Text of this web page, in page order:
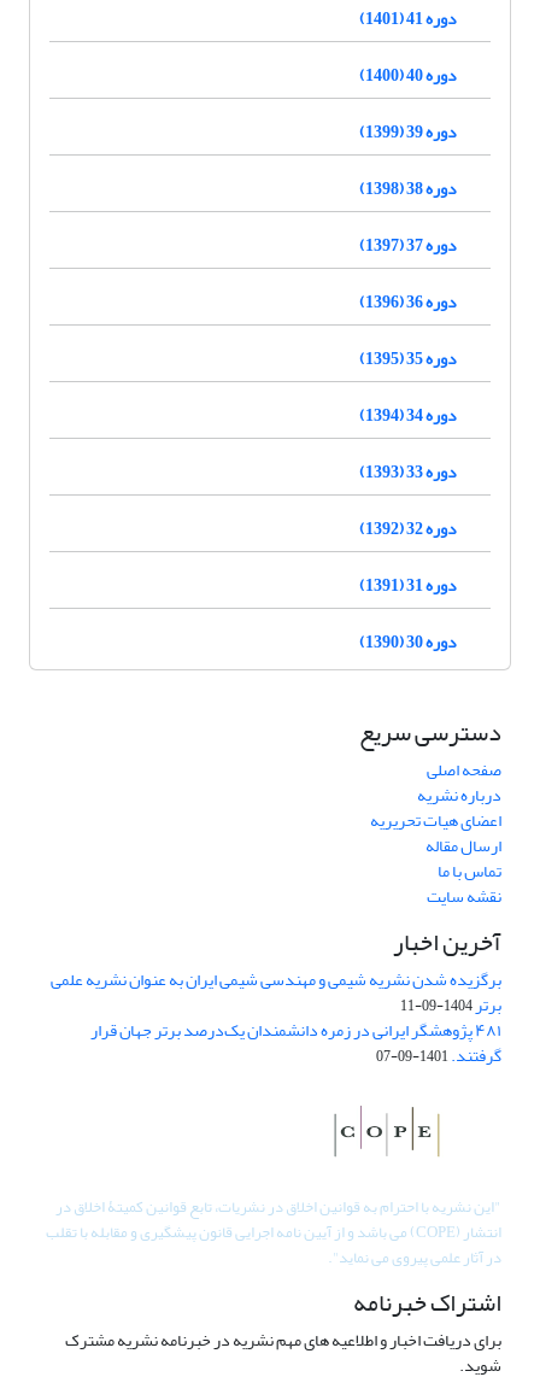
دوره 41 (1401)
دوره 40 (1400)
دوره 39 (1399)
دوره 38 (1398)
دوره 37 (1397)
دوره 36 (1396)
دوره 35 (1395)
دوره 34 (1394)
دوره 33 (1393)
دوره 32 (1392)
دوره 31 (1391)
دوره 30 (1390)
دسترسی سریع
صفحه اصلی
درباره نشریه
اعضای هیات تحریریه
ارسال مقاله
تماس با ما
نقشه سایت
آخرین اخبار
برگزیده شدن نشریه شیمی و مهندسی شیمی ایران به عنوان نشریه علمی
برتر1404-09-11
۴۸۱ پژوهشگر ایرانی در زمره دانشمندان یک‌درصد برتر جهان قرار
گرفتند.1401-09-07
"این نشریه با احترام به قوانین اخلاق در نشریات، تابع قوانین کمیتۀ اخلاق در
انتشار (COPE) می باشد و از آیین نامه اجرایی قانون پیشگیری و مقابله با تقلب
در آثار علمی پیروی می نماید".
اشتراک خبرنامه
برای دریافت اخبار و اطلاعیه های مهم نشریه در خبرنامه نشریه مشترک
شوید.